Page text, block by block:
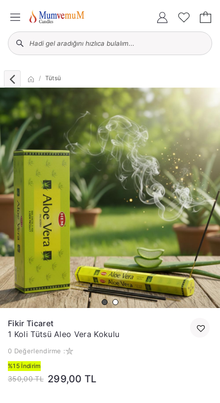
Tütsü
Fikir Ticaret
1 Koli Tütsü Aleo Vera Kokulu
0 Değerlendirme :
%15 İndirim
350,00 TL 299,00 TL